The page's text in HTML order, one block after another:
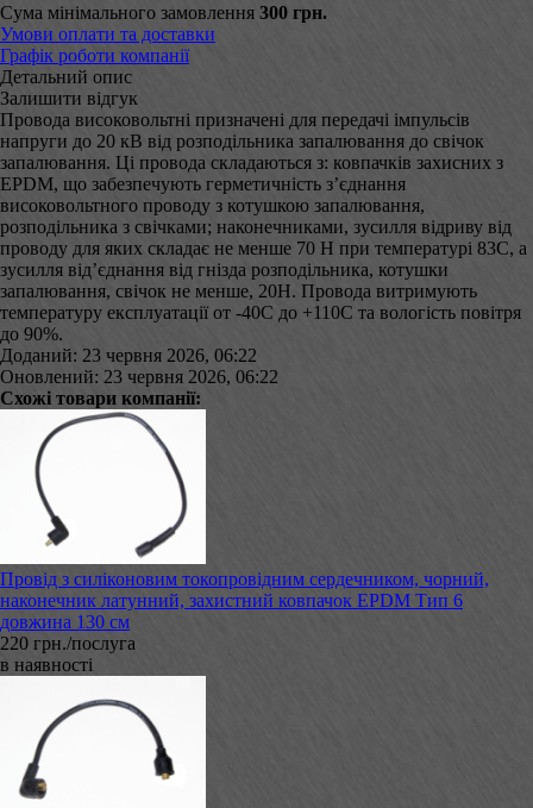
Сума мінімального замовлення 300 грн.
Умови оплати та доставки
Графік роботи компанії
Детальний опис
Залишити відгук
Провода високовольтні призначені для передачі імпульсів
напруги до 20 кВ від розподільника запалювання до свічок
запалювання. Ці провода складаються з: ковпачків захисних з
EPDM, що забезпечують герметичність з’єднання
високовольтного проводу з котушкою запалювання,
розподільника з свічками; наконечниками, зусилля відриву від
проводу для яких складає не менше 70 Н при температурі 83С, а
зусилля від’єднання від гнізда розподільника, котушки
запалювання, свічок не менше, 20Н. Провода витримують
температуру експлуатації от -40С до +110С та вологість повітря
до 90%.
Доданий: 23 червня 2026, 06:22
Оновлений: 23 червня 2026, 06:22
Схожі товари компанії:
Провід з силіконовим токопровідним сердечником, чорний,
наконечник латунний, захистний ковпачок EPDM Тип 6
довжина 130 см
220 грн./послуга
в наявності